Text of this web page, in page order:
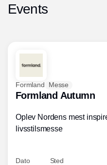
Events
Formland Messe
Formland Autumn
Oplev Nordens mest
livsstilsmesse
Dato
Sted